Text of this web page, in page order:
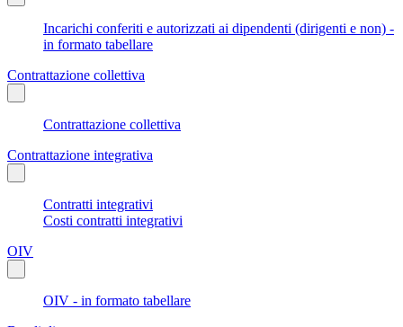
Incarichi conferiti e autorizzati ai dipendenti (dirigenti e non) -
in formato tabellare
Contrattazione collettiva
Contrattazione collettiva
Contrattazione integrativa
Contratti integrativi
Costi contratti integrativi
OIV
OIV - in formato tabellare